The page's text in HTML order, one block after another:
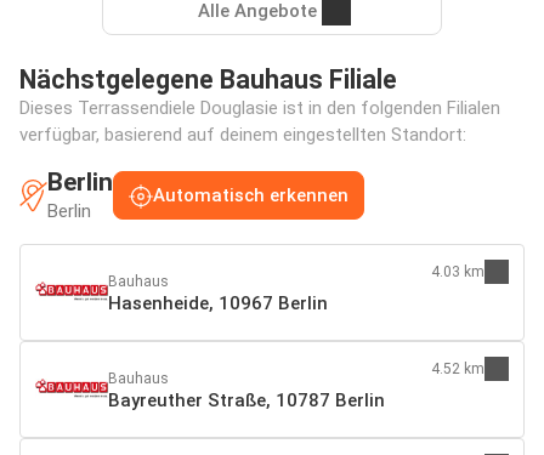
Alle Angebote
Nächstgelegene Bauhaus Filiale
Dieses Terrassendiele Douglasie ist in den folgenden Filialen
verfügbar, basierend auf deinem eingestellten Standort:
Berlin
Berlin
Automatisch erkennen
Bauhaus
Hasenheide, 10967 Berlin
4.03 km
Bauhaus
Bayreuther Straße, 10787 Berlin
4.52 km